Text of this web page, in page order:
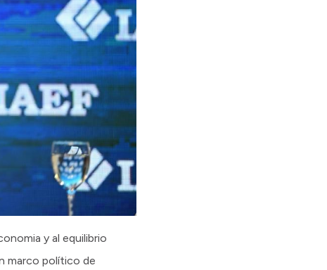
y al equilibrio
marco político de